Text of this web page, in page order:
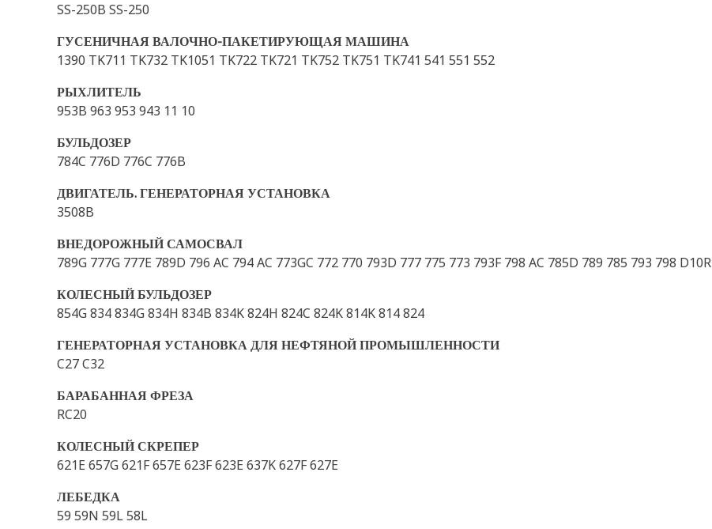
SS-250B SS-250
ГУСЕНИЧНАЯ ВАЛОЧНО-ПАКЕТИРУЮЩАЯ МАШИНА
1390 TK711 TK732 TK1051 TK722 TK721 TK752 TK751 TK741 541 551 552
РЫХЛИТЕЛЬ
953B 963 953 943 11 10
БУЛЬДОЗЕР
784C 776D 776C 776B
ДВИГАТЕЛЬ. ГЕНЕРАТОРНАЯ УСТАНОВКА
3508B
ВНЕДОРОЖНЫЙ САМОСВАЛ
789G 777G 777E 789D 796 AC 794 AC 773GC 772 770 793D 777 775 773 793F 798 AC 785D 789 785 793 798 D10R
КОЛЕСНЫЙ БУЛЬДОЗЕР
854G 834 834G 834H 834B 834K 824H 824C 824K 814K 814 824
ГЕНЕРАТОРНАЯ УСТАНОВКА ДЛЯ НЕФТЯНОЙ ПРОМЫШЛЕННОСТИ
C27 C32
БАРАБАННАЯ ФРЕЗА
RC20
КОЛЕСНЫЙ СКРЕПЕР
621E 657G 621F 657E 623F 623E 637K 627F 627E
ЛЕБЕДКА
59 59N 59L 58L